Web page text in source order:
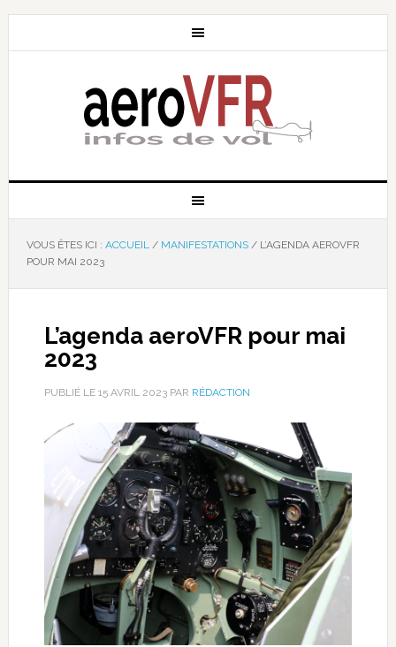
VOUS ÊTES ICI : ACCUEIL / MANIFESTATIONS /L’AGENDA AEROVFR
POUR MAI 2023
L’agenda aeroVFR pour mai
2023
PUBLIÉ LE 15 AVRIL 2023PAR RÉDACTION